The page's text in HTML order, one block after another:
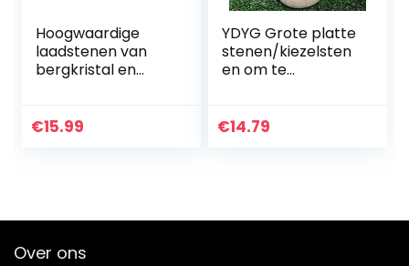
Hoogwaardige
laadstenen van
bergkristal en
stenen (elk 200g)
€15.99
YDYG Grote platte
stenen/kiezelsten
en om te
wit grind,
€14.79
Over ons